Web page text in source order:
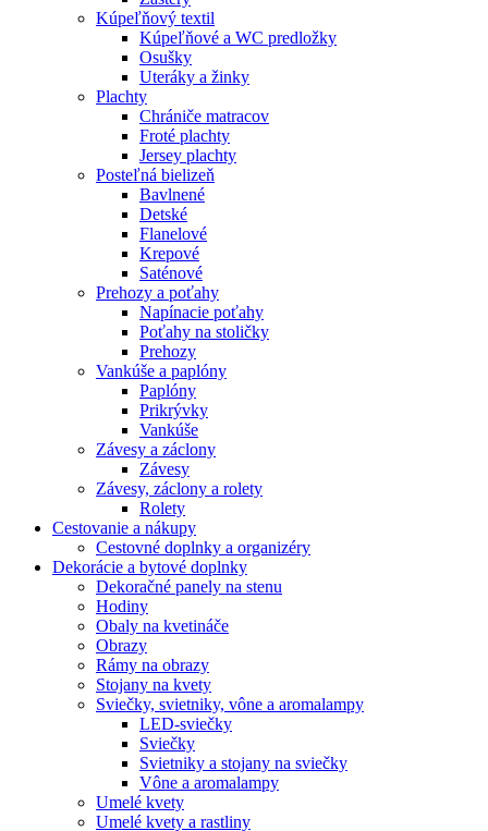
Kúpeľňový textil
Kúpeľňové a WC predložky
Osušky
Uteráky a žinky
Plachty
Chrániče matracov
Froté plachty
Jersey plachty
Posteľná bielizeň
Bavlnené
Detské
Flanelové
Krepové
Saténové
Prehozy a poťahy
Napínacie poťahy
Poťahy na stoličky
Prehozy
Vankúše a paplóny
Paplóny
Prikrývky
Vankúše
Závesy a záclony
Závesy
Závesy, záclony a rolety
Rolety
Cestovanie a nákupy
Cestovné doplnky a organizéry
Dekorácie a bytové doplnky
Dekoračné panely na stenu
Hodiny
Obaly na kvetináče
Obrazy
Rámy na obrazy
Stojany na kvety
Sviečky, svietniky, vône a aromalampy
LED-sviečky
Sviečky
Svietniky a stojany na sviečky
Vône a aromalampy
Umelé kvety
Umelé kvety a rastliny